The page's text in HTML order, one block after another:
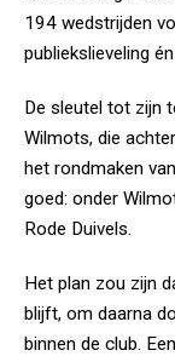
194 wedstrijden
publiekslieveling
De sleutel tot zijn
Wilmots, die
het rondmaken
goed: onder
Rode Duivels.
Het plan zou zijn
blijft, om daarna
binnen de club.